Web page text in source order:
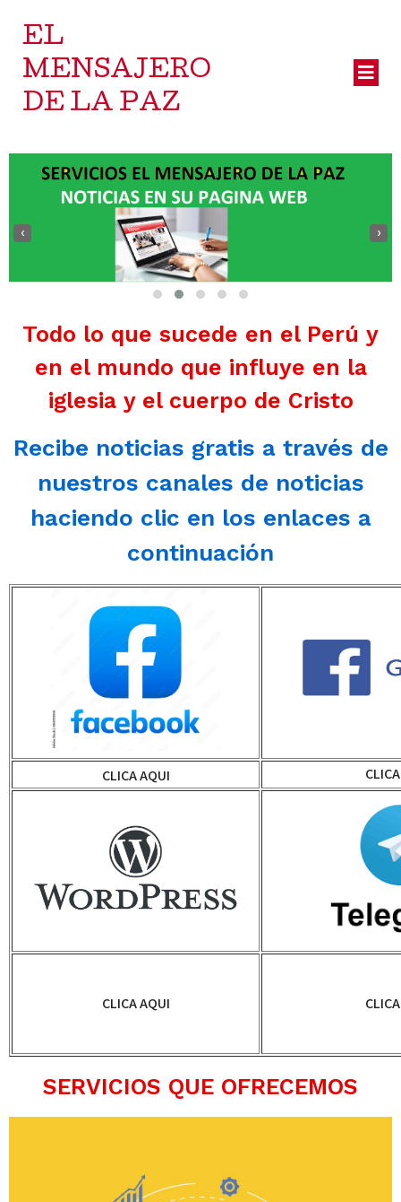
EL
MENSAJERO
DE LA PAZ
‹ ›
Todo lo que sucede en el Perú y
en el mundo que influye en la
iglesia y el cuerpo de Cristo
Recibe noticias gratis a través de
nuestros canales de noticias
haciendo clic en los enlaces a
continuación
CLICA AQUI
CLICA AQUI
SERVICIOS QUE OFRECEMOS